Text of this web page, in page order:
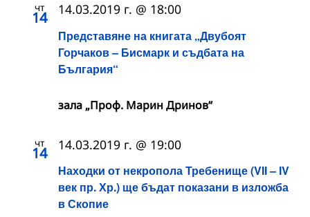
чт
14
Представяне на книгата „Двубоят
Горчаков – Бисмарк и съдбата на
България“
14.03.2019 г. @ 18:00
зала „Проф. Марин Дринов“
чт
14
Находки от некропола Требенище (VІІ – ІV
век пр. Хр.) ще бъдат показани в изложба
в Скопие
14.03.2019 г. @ 19:00